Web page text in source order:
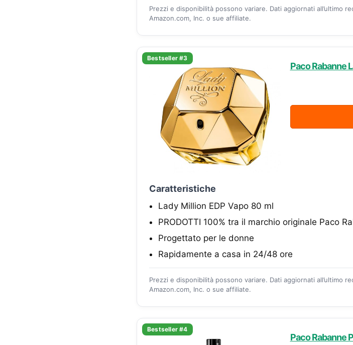
Prezzi e disponibilità possono variare. Dati aggiornati all’ultimo
Amazon.com, Inc. o sue affiliate.
Bestseller #3
Paco Rabanne
Caratteristiche
Lady Million EDP Vapo 80 ml
PRODOTTI 100% tra il marchio originale Paco
Progettato per le donne
Rapidamente a casa in 24/48 ore
Prezzi e disponibilità possono variare. Dati aggiornati all’ultimo
Amazon.com, Inc. o sue affiliate.
Bestseller #4
Paco Rabanne